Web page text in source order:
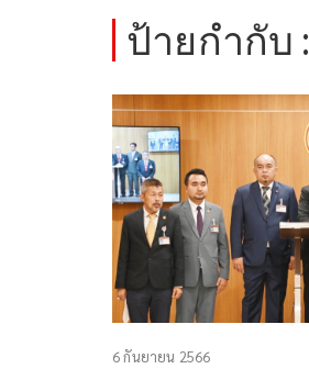
ป้ายกำกับ :
6 กันยายน 2566